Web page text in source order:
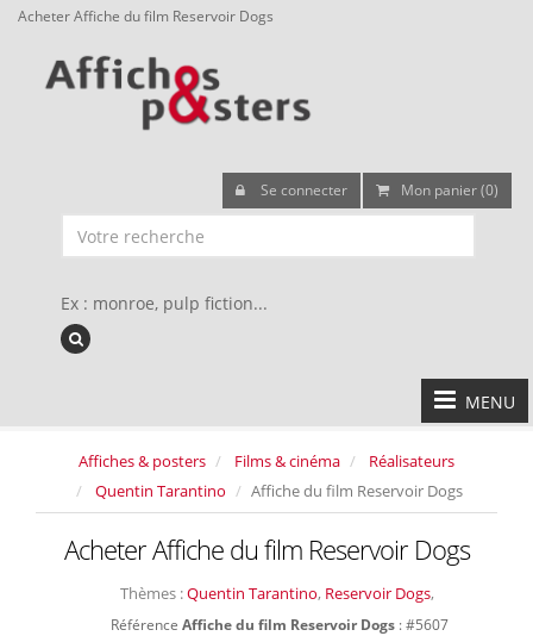
Acheter Affiche du film Reservoir Dogs
Se connecter Mon panier (0)
Ex : monroe, pulp fiction...
MENU
Affiches & posters Films & cinéma
Réalisateurs
Quentin Tarantino
Affiche du film Reservoir Dogs
Acheter Affiche du film Reservoir Dogs
Thèmes :Quentin Tarantino, Reservoir Dogs,
Référence Affiche du film Reservoir Dogs : #5607